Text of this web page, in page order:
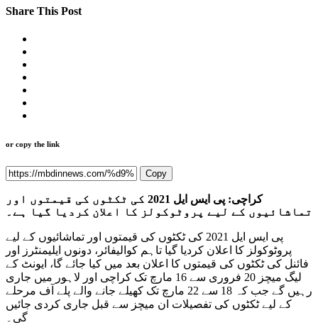
Share This Post
or copy the link
Copy
کراچی: پی ایس ایل 2021 کی ٹکٹوں کی قیمتوں اور
تماشائیوں کے لیے پروٹوکولز کا اعلان کردیا گیا ہے۔
پی ایس ایل 2021 کی ٹکٹوں کی قیمتوں اور تماشائیوں کے لیے
پروٹوکولز کا اعلان کردیا گیا تاہم کوالیفائر، دونوں ایلیمنٹرز اور
فائنل کی ٹکٹوں کی قیمتوں کا اعلان بعد میں کیا جائے گا، ایونٹ کے
لیگ میچز 20 فروری سے 16 مارچ تک کراچی اور لاہور میں جاری
رہیں گے جب کہ 18 سے 22 مارچ تک کھیلے جانے والے پلے آف مرحلے
کے لیے ٹکٹوں کی تفصیلات ان میچز سے قبل جاری کردی جائیں
گی۔